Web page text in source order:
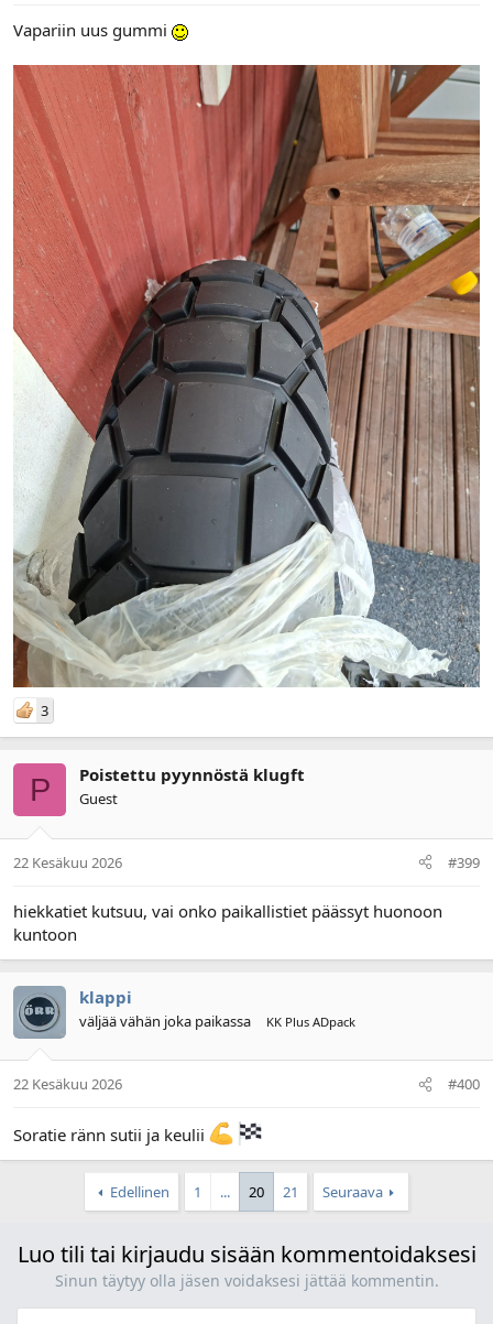
Vapariin uus gummi
3
P Poistettu pyynnöstä klugft
Guest
22 Kesäkuu 2026 #399
hiekkatiet kutsuu, vai onko paikallistiet päässyt huonoon
kuntoon
klappi
väljää vähän joka paikassa KK Plus ADpack
22 Kesäkuu 2026 #400
Soratie ränn sutii ja keulii
Edellinen 1 ... 20 21 Seuraava
Luo tili tai kirjaudu sisään kommentoidaksesi
Sinun täytyy olla jäsen voidaksesi jättää kommentin.